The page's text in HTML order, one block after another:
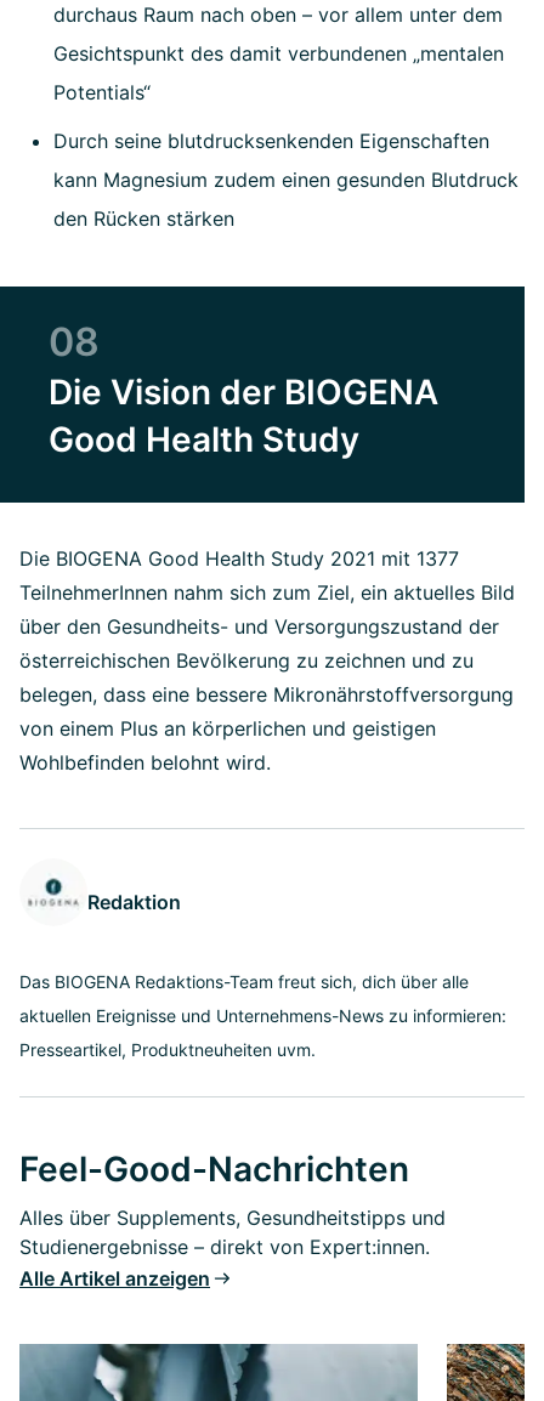
durchaus Raum nach oben – vor allem unter dem
Gesichtspunkt des damit verbundenen „mentalen
Potentials“
Durch seine blutdrucksenkenden Eigenschaften
kann Magnesium zudem einen gesunden Blutdruck
den Rücken stärken
08
Die Vision der BIOGENA
Good Health Study
Die BIOGENA Good Health Study 2021 mit 1377
TeilnehmerInnen nahm sich zum Ziel, ein aktuelles Bild
über den Gesundheits- und Versorgungszustand der
österreichischen Bevölkerung zu zeichnen und zu
belegen, dass eine bessere Mikronährstoffversorgung
von einem Plus an körperlichen und geistigen
Wohlbefinden belohnt wird.
Redaktion
Das BIOGENA Redaktions-Team freut sich, dich über alle
aktuellen Ereignisse und Unternehmens-News zu informieren:
Presseartikel, Produktneuheiten uvm.
Feel-Good-Nachrichten
Alles über Supplements, Gesundheitstipps und
Studienergebnisse – direkt von Expert:innen.
Alle Artikel anzeigen